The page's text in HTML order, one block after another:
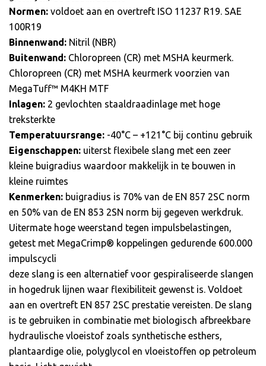
Normen: voldoet aan en overtreft ISO 11237 R19. SAE
100R19
Binnenwand: Nitril (NBR)
Buitenwand: Chloropreen (CR) met MSHA keurmerk.
Chloropreen (CR) met MSHA keurmerk voorzien van
MegaTuff™ M4KH MTF
Inlagen: 2 gevlochten staaldraadinlage met hoge
treksterkte
Temperatuursrange: -40°C – +121°C bij continu gebruik
Eigenschappen: uiterst flexibele slang met een zeer
kleine buigradius waardoor makkelijk in te bouwen in
kleine ruimtes
Kenmerken: buigradius is 70% van de EN 857 2SC norm
en 50% van de EN 853 2SN norm bij gegeven werkdruk.
Uitermate hoge weerstand tegen impulsbelastingen,
getest met MegaCrimp® koppelingen gedurende 600.000
impulscycli
deze slang is een alternatief voor gespiraliseerde slangen
in hogedruk lijnen waar flexibiliteit gewenst is. Voldoet
aan en overtreft EN 857 2SC prestatie vereisten. De slang
is te gebruiken in combinatie met biologisch afbreekbare
hydraulische vloeistof zoals synthetische esthers,
plantaardige olie, polyglycol en vloeistoffen op petroleum